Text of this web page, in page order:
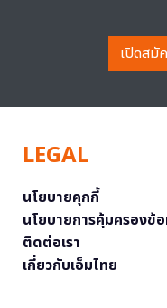
เปิดสมั
LEGAL
นโยบายคุกกี้
นโยบายการคุ้มครองข้
ติดต่อเรา
เกี่ยวกับเอ็มไทย